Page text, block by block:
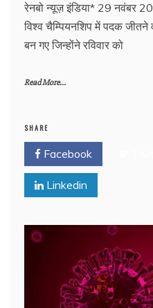
रेनबो न्यूज़ इंडिया* 29 नवंबर
विश्व चैम्पियनशिप में पदक जीतने
बन गए जिन्होंने रविवार को
Read More...
SHARE
Facebook
Linkedin